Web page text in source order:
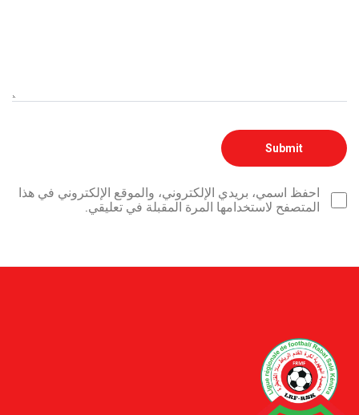
احفظ اسمي، بريدي الإلكتروني، والموقع الإلكتروني في هذا
المتصفح لاستخدامها المرة المقبلة في تعليقي.